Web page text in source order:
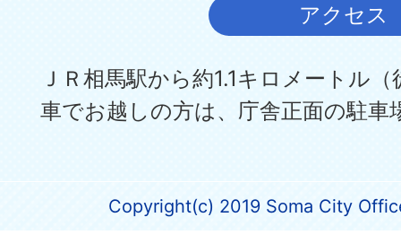
アクセス
ＪＲ相馬駅から約1.1キロメートル
車でお越しの方は、庁舎正面の駐車
Copyright(c) 2019 Soma City